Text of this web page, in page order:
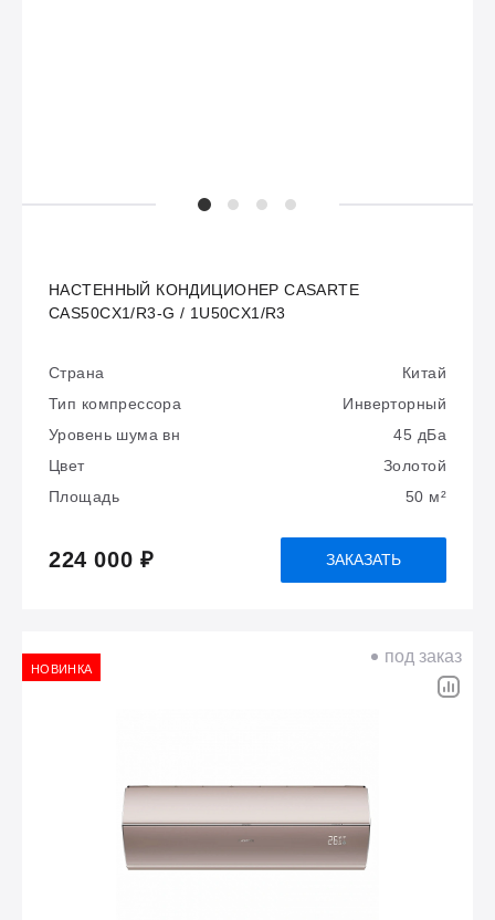
НАСТЕННЫЙ КОНДИЦИОНЕР CASARTE
CAS50CX1/R3-G / 1U50CX1/R3
Страна
Китай
Тип компрессора
Инверторный
Уровень шума вн
45 дБа
Цвет
Золотой
Площадь
50 м²
224 000 ₽ ЗАКАЗАТЬ
НОВИНКА
под заказ